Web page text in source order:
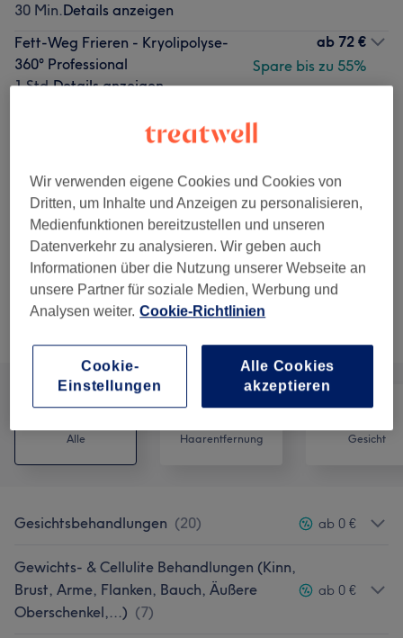
30 Min.Details anzeigen
Fett-Weg Frieren - Kryolipolyse-
360° Professional
1 Std.Details anzeigen
ab 72 €
Spare bis zu 55%
ab
Spare bis zu 55%
Gesichtsbehandlung -
Beratungsgesprächen
& Probebehandlung
10 Min.
Details anzeigen
ab
0 €
Spare bis zu 100%
Auswählen
Alle Haarentfernung Gesicht
Gesichtsbehandlungen (20) ab 0 €
Gewichts- & Cellulite Behandlungen (Kinn,
Brust, Arme, Flanken, Bauch, Äußere
Oberschenkel,...) (7)
ab 0 €
Wir verwenden eigene Cookies und Cookies von
Dritten, um Inhalte und Anzeigen zu personalisieren,
Medienfunktionen bereitzustellen und unseren
Datenverkehr zu analysieren. Wir geben auch
Informationen über die Nutzung unserer Webseite an
unsere Partner für soziale Medien, Werbung und
Analysen weiter. Cookie-Richtlinien
Alle Cookies
akzeptieren
Cookie-
Einstellungen